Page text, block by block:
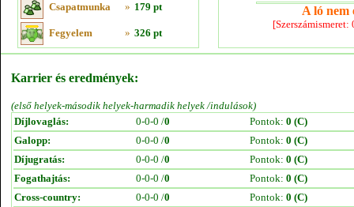
Csapatmunka » 179 pt
Fegyelem » 326 pt
A ló nem
Karrier és eredmények:
(első helyek-második helyek-harmadik helyek /indulások)
Díjlovaglás:
0-0-0 /0 Pontok: 0 (C)
Galopp:
0-0-0 /0 Pontok: 0 (C)
Díjugratás:
0-0-0 /0 Pontok: 0 (C)
Fogathajtás:
0-0-0 /0 Pontok: 0 (C)
Cross-country:
0-0-0 /0 Pontok: 0 (C)